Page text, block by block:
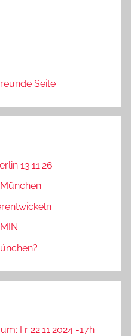
Seite
13.11.26
Fr 22.11.2024 -17h